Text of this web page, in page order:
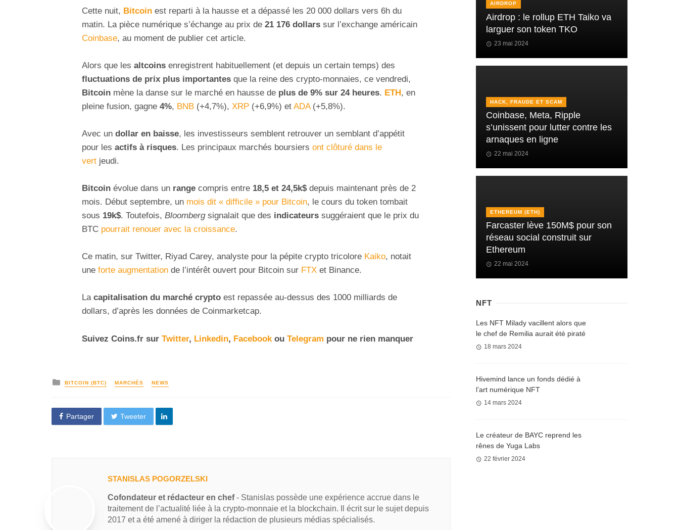
Cette nuit, Bitcoin est reparti à la hausse et a dépassé les 20 000 dollars vers 6h du
matin. La pièce numérique s’échange au prix de 21 176 dollars sur l’exchange américain
Coinbase, au moment de publier cet article.
Alors que les altcoins enregistrent habituellement (et depuis un certain temps) des
fluctuations de prix plus importantes que la reine des crypto-monnaies, ce vendredi,
Bitcoin mène la danse sur le marché en hausse de plus de 9% sur 24 heures. ETH, en
pleine fusion, gagne 4%, BNB (+4,7%), XRP (+6,9%) et ADA(+5,8%).
Avec un dollar en baisse, les investisseurs semblent retrouver un semblant d’appétit
pour les actifs à risques. Les principaux marchés boursiers ont clôturé dans le
vert jeudi.
Bitcoin évolue dans un range compris entre 18,5 et 24,5k$depuis maintenant près de 2
mois. Début septembre, un mois dit « difficile » pour Bitcoin, le cours du token tombait
sous 19k$. Toutefois, Bloombergsignalait que des indicateurs suggéraient que le prix du
BTC pourrait renouer avec la croissance.
Ce matin, sur Twitter, Riyad Carey, analyste pour la pépite crypto tricolore Kaiko, notait
une forte augmentation de l’intérêt ouvert pour Bitcoin sur FTX et Binance.
La capitalisation du marché crypto est repassée au-dessus des 1000 milliards de
dollars, d’après les données de Coinmarketcap.
Suivez Coins.fr sur Twitter, Linkedin, Facebook ou Telegram pour ne rien manquer
BITCOIN (BTC) MARCHÉS NEWS
Partager Tweeter
STANISLAS POGORZELSKI
Cofondateur et rédacteur en chef- Stanislas possède une expérience accrue dans le
traitement de l’actualité liée à la crypto-monnaie et la blockchain. Il écrit sur le sujet depuis
2017 et a été amené à diriger la rédaction de plusieurs médias spécialisés.
AIRDROP
Airdrop : le rollup ETH Taiko va
larguer son token TKO
23 mai 2024
HACK, FRAUDE ET SCAM
Coinbase, Meta, Ripple
s’unissent pour lutter contre les
arnaques en ligne
22 mai 2024
ETHEREUM (ETH)
Farcaster lève 150M$ pour son
réseau social construit sur
Ethereum
22 mai 2024
NFT
Les NFT Milady vacillent alors que
le chef de Remilia aurait été piraté
18 mars 2024
Hivemind lance un fonds dédié à
l’art numérique NFT
14 mars 2024
Le créateur de BAYC reprend les
rênes de Yuga Labs
22 février 2024